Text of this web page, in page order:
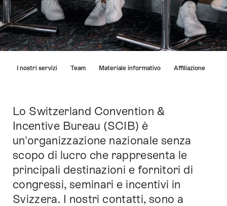
conducono
direttamente
ai
punti
di
ancoraggio
di
questo
sito.
I nostri servizi Team Materiale informativo Affiliazione
Introduzione
Lo Switzerland Convention &
Incentive Bureau (SCIB) è
un'organizzazione nazionale senza
scopo di lucro che rappresenta le
principali destinazioni e fornitori di
congressi, seminari e incentivi in
Svizzera. I nostri contatti, sono a